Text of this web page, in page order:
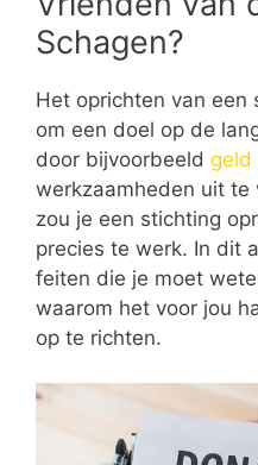
Schagen?
Het oprichten van een
om een doel op de
door bijvoorbeeld geld
werkzaamheden uit te
zou je een stichting
precies te werk. In dit
feiten die je moet
waarom het voor jou
op te richten.